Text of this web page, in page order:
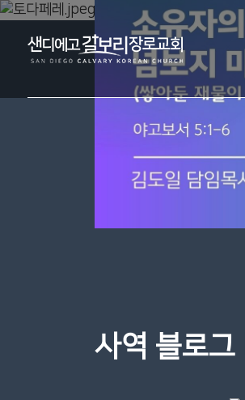
사역 블로그